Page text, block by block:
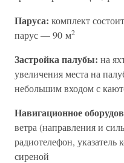
Паруса: комплект
парус — 90 м2
Застройка палубы: на
увеличения места на
небольшим входом с
Навигационное
ветра (направления и
радиотелефон, указатель
сиреной